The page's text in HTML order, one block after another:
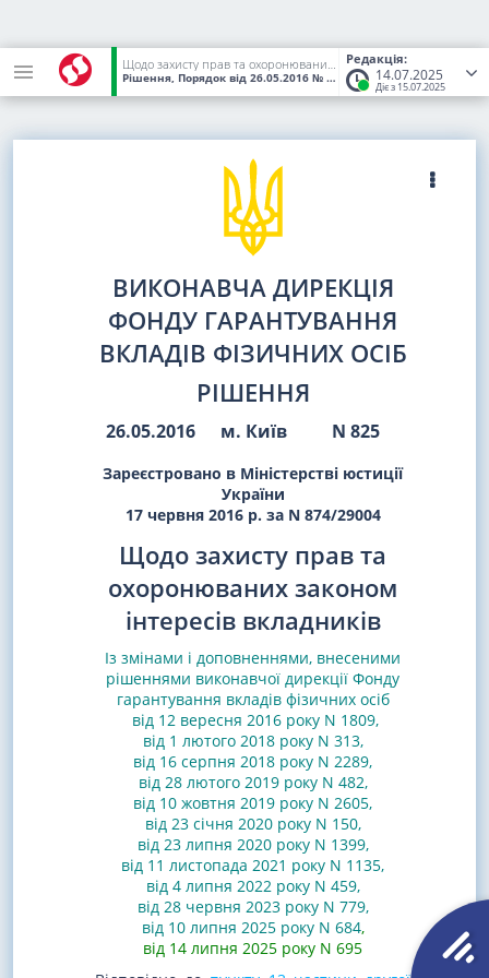
Редакція:
14.07.2025
Діє з 15.07.2025
Щодо захисту прав та охоронюваних законом інтересів вкладників
Рішення, Порядок від 26.05.2016 № 825 (Статус:Чинний)
ВИКОНАВЧА ДИРЕКЦІЯ
ФОНДУ ГАРАНТУВАННЯ
ВКЛАДІВ ФІЗИЧНИХ ОСІБ
РІШЕННЯ
26.05.2016 м. Київ N 825
Зареєстровано в Міністерстві юстиції
України
17 червня 2016 р. за N 874/29004
Щодо захисту прав та
охоронюваних законом
інтересів вкладників
Із змінами і доповненнями, внесеними
рішеннями виконавчої дирекції Фонду
гарантування вкладів фізичних осіб
від 12 вересня 2016 року N 1809,
від 1 лютого 2018 року N 313,
від 16 серпня 2018 року N 2289,
від 28 лютого 2019 року N 482,
від 10 жовтня 2019 року N 2605,
від 23 січня 2020 року N 150,
від 23 липня 2020 року N 1399,
від 11 листопада 2021 року N 1135,
від 4 липня 2022 року N 459,
від 28 червня 2023 року N 779,
від 10 липня 2025 року N 684,
від 14 липня 2025 року N 695